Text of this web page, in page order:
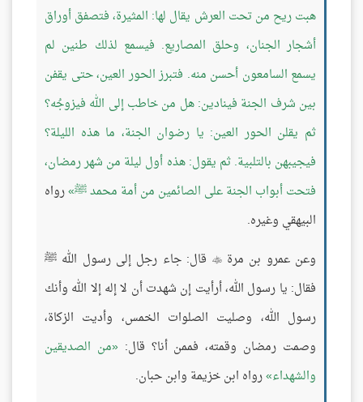
هبت ريح من تحت العرش يقال لها: المثيرة، فتصفق أوراق
أشجار الجنان، وحلق المصاريع. فيسمع لذلك طنين لم
يسمع السامعون أحسن منه. فتبرز الحور العين، حتى يقفن
بين شرف الجنة فينادين: هل من خاطب إلى الله فيزوجُه؟
ثم يقلن الحور العين: يا رضوان الجنة، ما هذه الليلة؟
فيجيبهن بالتلبية. ثم يقول: هذه أول ليلة من شهر رمضان،
فتحت أبواب الجنة على الصائمين من أمة محمد ﷺ رواه
البيهقي وغيره.
وعن عمرو بن مرة قال: جاء رجل إلى رسول الله ﷺ
فقال: يا رسول الله، أرأيت إن شهدت أن لا إله إلا الله وأنك
رسول الله، وصليت الصلوات الخمس، وأديت الزكاة،
وصمت رمضان وقمته، فممن أنا؟ قال: من الصديقين
والشهداء رواه ابن خزيمة وابن حبان.